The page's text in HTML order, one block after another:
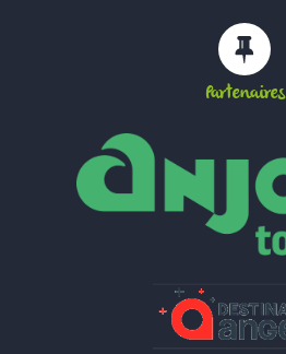
Partenaires